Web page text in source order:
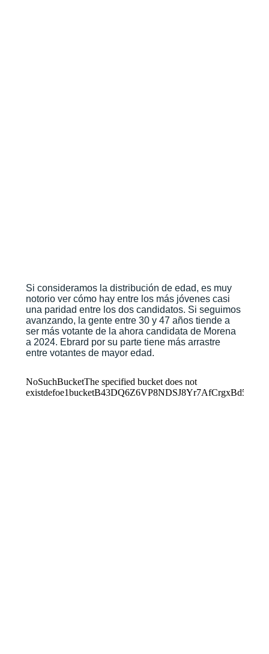
Si consideramos la distribución de edad, es muy
notorio ver cómo hay entre los más jóvenes casi
una paridad entre los dos candidatos. Si seguimos
avanzando, la gente entre 30 y 47 años tiende a
ser más votante de la ahora candidata de Morena
a 2024. Ebrard por su parte tiene más arrastre
entre votantes de mayor edad.